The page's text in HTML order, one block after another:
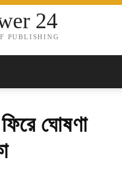
24
PUBLISHING
ঘোষণা